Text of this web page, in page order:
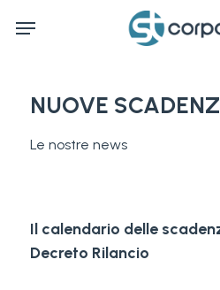
Menu
NUOVE
Le nostre news
Il calendario delle
Decreto Rilancio